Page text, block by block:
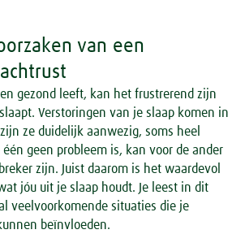
van een
gezond leeft, kan het frustrerend zijn
Verstoringen van je slaap komen in
ze duidelijk aanwezig, soms heel
geen probleem is, kan voor de ander
zijn. Juist daarom is het waardevol
jóu uit je slaap houdt. Je leest in dit
veelvoorkomende situaties die je
beïnvloeden.